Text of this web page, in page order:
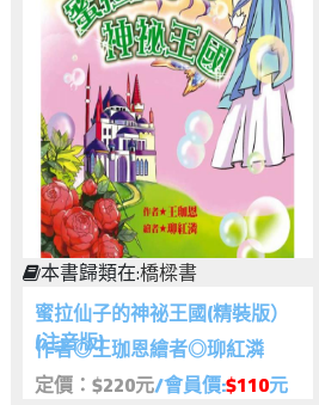
本書歸類在:橋樑書
蜜拉仙子的神祕王國(精裝版）
(注音版)
作者◎王珈恩繪者◎珋紅潾
定價：$220元/會員價:$110元